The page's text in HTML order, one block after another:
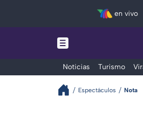
en vivo
Noticias Turismo
Espectáculos Nota